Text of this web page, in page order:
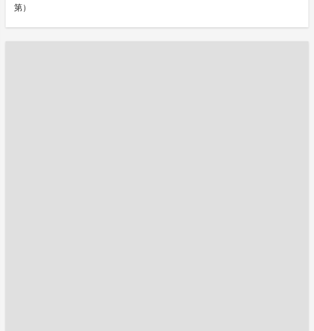
第）